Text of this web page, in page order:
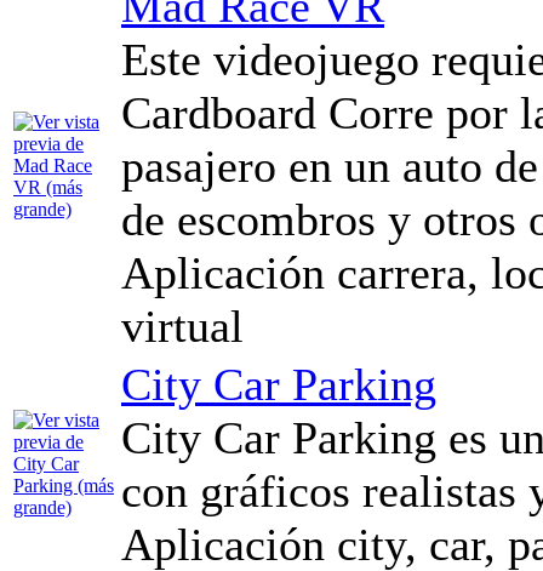
Este videojuego
Cardboard Corre por
pasajero en un auto
de escombros y otros
Aplicación carrera,
virtual
City Car Parking
City Car Parking es
con gráficos realistas
Aplicación city, car,